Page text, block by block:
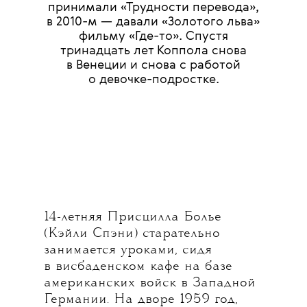
принимали «Трудности перевода»,
в 2010-м — давали «Золотого льва»
фильму «Где-то». Спустя
тринадцать лет Коппола снова
в Венеции и снова с работой
о девочке-подростке.
14-летняя Присцилла Болье
(Кэйли Спэни) старательно
занимается уроками, сидя
в висбаденском кафе на базе
американских войск в Западной
Германии. На дворе 1959 год,